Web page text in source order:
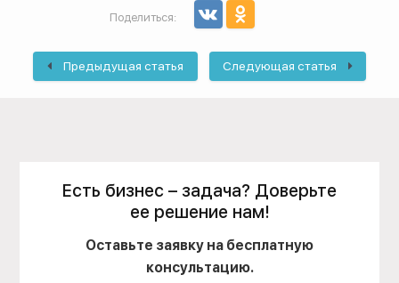
Поделиться:
Предыдущая статья Следующая статья
Есть бизнес – задача? Доверьте
ее решение нам!
Оставьте заявку на бесплатную
консультацию.